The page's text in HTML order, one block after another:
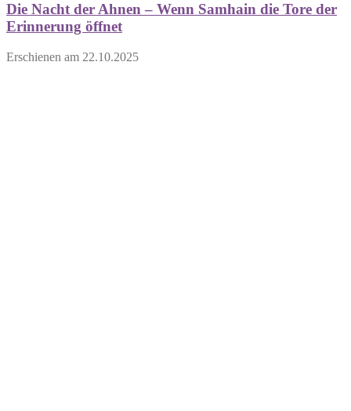
Die Nacht der Ahnen – Wenn Samhain die Tore der
Erinnerung öffnet
Erschienen am 22.10.2025